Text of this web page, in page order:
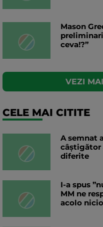
Mason
ceva!?”
VEZI
CELE MAI CITITE
A semnat
câștigător
diferite
I-a spus
MM ne
acolo